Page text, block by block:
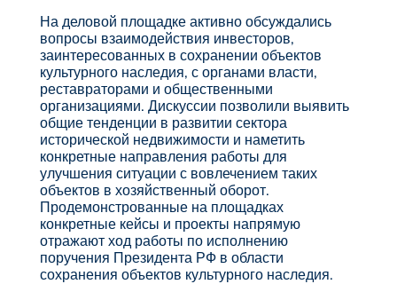
На деловой площадке активно обсуждались
вопросы взаимодействия инвесторов,
заинтересованных в сохранении объектов
культурного наследия, с органами власти,
реставраторами и общественными
организациями. Дискуссии позволили выявить
общие тенденции в развитии сектора
исторической недвижимости и наметить
конкретные направления работы для
улучшения ситуации с вовлечением таких
объектов в хозяйственный оборот.
Продемонстрованные на площадках
конкретные кейсы и проекты напрямую
отражают ход работы по исполнению
поручения Президента РФ в области
сохранения объектов культурного наследия.